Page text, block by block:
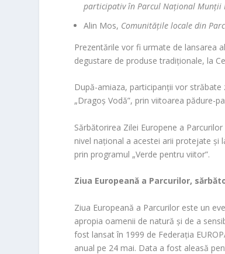
participativ în Parcul Național Munții
Alin Mos, Comunitățile locale din
Prezentările vor fi urmate de lansarea
degustare de produse tradiționale, la
După-amiaza, participanții vor
„Dragoș Vodă”, prin viitoarea pădure-
Sărbătorirea Zilei Europene a
nivel național a acestei arii protejate
prin programul „Verde pentru viitor”.
Ziua Europeană a Parcurilor,
Ziua Europeană a Parcurilor este un
apropia oamenii de natură și de a
fost lansat în 1999 de Federația
anual pe 24 mai. Data a fost aleasă